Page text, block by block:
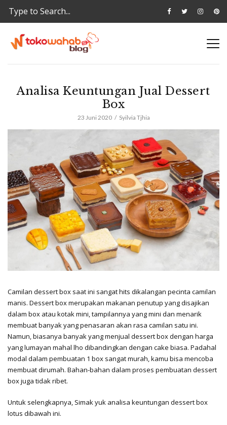
Analisa Keuntungan Jual Dessert
Box
23 Juni 2020 Syilvia Tjhia
Camilan dessert box saat ini sangat hits dikalangan pecinta camilan
manis. Dessert box merupakan makanan penutup yang disajikan
dalam box atau kotak mini, tampilannya yang mini dan menarik
membuat banyak yang penasaran akan rasa camilan satu ini.
Namun, biasanya banyak yang menjual dessert box dengan harga
yang lumayan mahal lho dibandingkan dengan cake biasa. Padahal
modal dalam pembuatan 1 box sangat murah, kamu bisa mencoba
membuat dirumah. Bahan-bahan dalam proses pembuatan dessert
box juga tidak ribet.
Untuk selengkapnya, Simak yuk analisa keuntungan dessert box
lotus dibawah ini.